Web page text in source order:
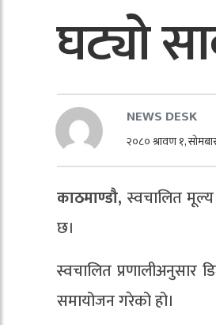
घट्यो
NEWS DESK
२०८० श्रावण १,
काठमाण्डौ, स्वचालित मूल्य
छ।
स्वचालित प्रणालीअनुसार
समायोजन गरेको हो।